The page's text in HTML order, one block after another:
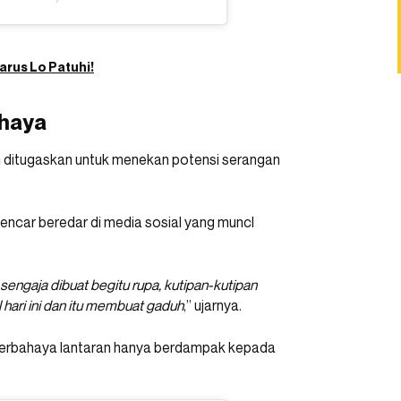
Lo Patuhi!
untuk menekan potensi serangan
beredar di media sosial yang muncl
dibuat begitu rupa, kutipan-kutipan
ini dan itu membuat gaduh,” ujarnya.
lantaran hanya berdampak kepada